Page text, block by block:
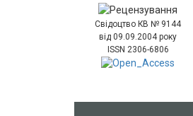
Свідоцтво КВ № 9144
від 09.09.2004 року
ISSN 2306-6806